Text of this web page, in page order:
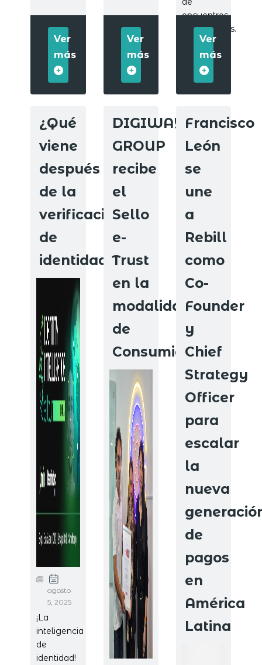
Ver
más
Ver
más
encuentros
cooperativos.
Ver
más
¿Qué
viene
después
de la
verificación
de
identidad?
agosto
5, 2025
¡La
inteligencia
de
identidad!
DIGIWAY
GROUP
recibe
el
Sello
e-
Trust
en la
modalidad
de
Consumidor
Francisco
León
se
une
a
Rebill
como
Co-
Founder
y
Chief
Strategy
Officer
para
escalar
la
nueva
de
pagos
en
América
Latina